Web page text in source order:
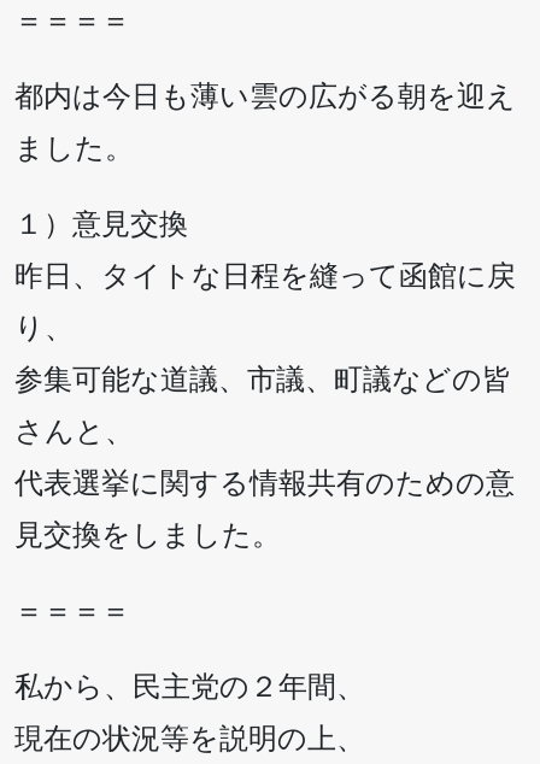
＝＝＝＝
都内は今日も薄い雲の広がる朝を迎え
ました。
１）意見交換
昨日、タイトな日程を縫って函館に戻
り、
参集可能な道議、市議、町議などの皆
さんと、
代表選挙に関する情報共有のための意
見交換をしました。
＝＝＝＝
私から、民主党の２年間、
現在の状況等を説明の上、